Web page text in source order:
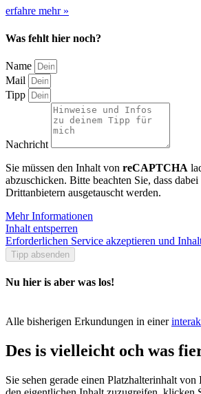
erfahre mehr »
Was fehlt hier noch?
Name
Mail
Tipp
Nachricht
Sie müssen den Inhalt von reCAPTCHA
abzuschicken. Bitte beachten Sie, dass
Drittanbietern ausgetauscht werden.
Mehr Informationen
Inhalt entsperren
Erforderlichen Service akzeptieren und
Tipp absenden
Nu hier is aber was los!
Alle bisherigen Erkundungen in einer
Des is vielleicht och was
Sie sehen gerade einen Platzhalterinhalt von